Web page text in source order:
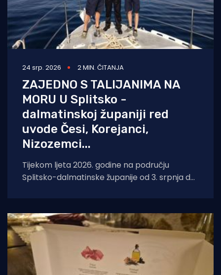
24 srp. 2026 2 MIN. ČITANJA
ZAJEDNO S TALIJANIMA NA
MORU U Splitsko -
dalmatinskoj županiji red
uvode Česi, Korejanci,
Nizozemci...
Tijekom ljeta 2026. godine na području
Splitsko-dalmatinske županije od 3. srpnja do